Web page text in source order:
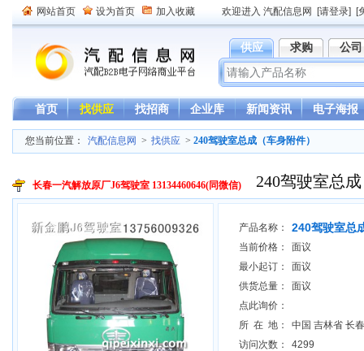
网站首页 设为首页 加入收藏 欢迎进入 汽配信息网 [请登录] [
供应 求购 公司
首页 找供应 找招商 企业库 新闻资讯 电子海报
您当前位置： 汽配信息网 > 找供应 > 240驾驶室总成（车身附件）
长春一汽解放原厂J6驾驶室 13134460646(同微信) 240驾驶室总
产品名称： 240驾驶室总
当前价格：
面议
最小起订：
面议
供货总量：
面议
点此询价：
所 在 地：
中国 吉林省 长
访问次数：
4299